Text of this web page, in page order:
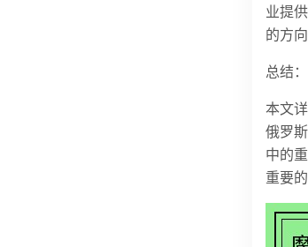
业提
的方向
总结：
本文
俄罗
中的
重要的